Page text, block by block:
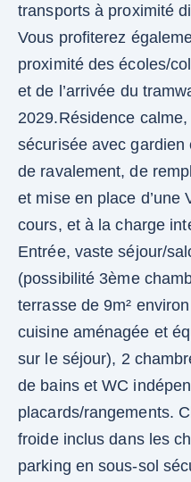
transports à proximité
Vous profiterez
proximité des écoles/
et de l’arrivée du
2029.Résidence
sécurisée avec
de ravalement, de
et mise en place d’une
cours, et à la charge
Entrée, vaste séjour/
(possibilité 3ème
terrasse de 9m²
cuisine aménagée et
sur le séjour), 2
de bains et WC
placards/rangements.
froide inclus dans les
parking en sous-sol